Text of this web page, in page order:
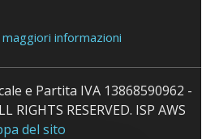
informazioni
e Partita IVA 13868590962 -
RESERVED. ISP AWS
del sito